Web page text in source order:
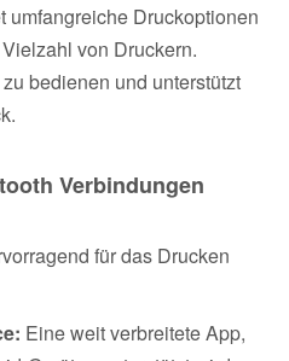
umfangreiche Druckoptionen
von Druckern.
bedienen und unterstützt
Verbindungen
für das Drucken
Eine weit verbreitete App,